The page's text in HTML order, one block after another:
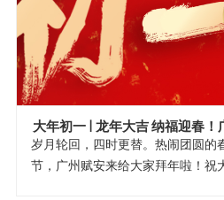
大年初一 | 龙年大吉 纳福迎春！
岁月轮回，四时更替。热闹团圆的
节，广州赋安来给大家拜年啦！祝